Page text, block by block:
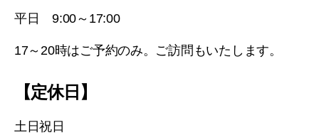
平日 9:00～17:00
17～20時はご予約のみ。ご訪問もいたします。
【定休日】
土日祝日